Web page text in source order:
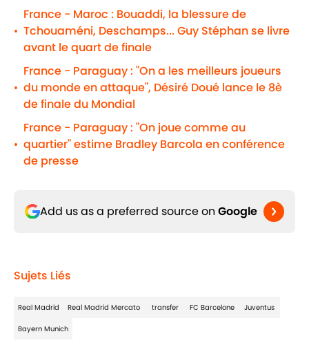
•
France - Maroc : Bouaddi, la blessure de
Tchouaméni, Deschamps... Guy Stéphan se livre
avant le quart de finale
•
France - Paraguay : "On a les meilleurs joueurs
du monde en attaque", Désiré Doué lance le 8è
de finale du Mondial
•
France - Paraguay : "On joue comme au
quartier" estime Bradley Barcola en conférence
de presse
Add us as a preferred source on Google
Sujets Liés
Real Madrid Real Madrid Mercato transfer FC Barcelone Juventus
Bayern Munich